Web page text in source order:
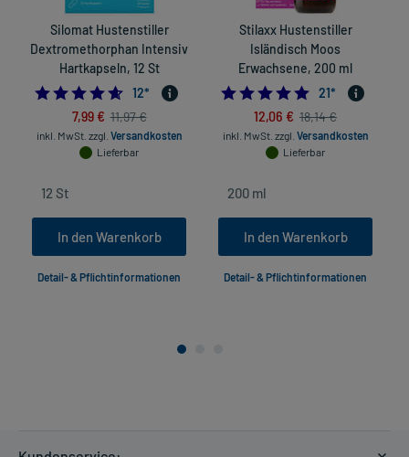
Silomat Hustenstiller
Dextromethorphan Intensiv
Hartkapseln, 12 St
4.583333333333333
12*
7,99 € 11,97 €
inkl. MwSt. zzgl. Versandkosten
Lieferbar
In den Warenkorb
Detail- & Pflichtinformationen
Stilaxx Hustenstiller
Isländisch Moos
Erwachsene, 200 ml
5.0
21*
12,06 € 18,14 €
inkl. MwSt. zzgl. Versandkosten
Lieferbar
In den Warenkorb
Detail- & Pflichtinformationen